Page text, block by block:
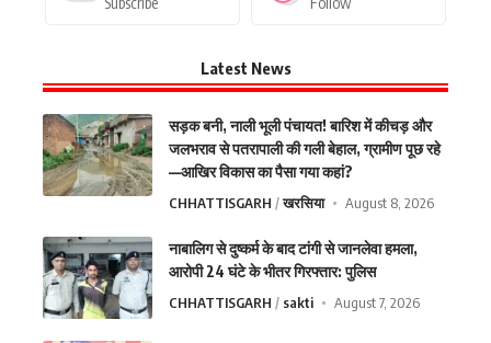
Latest News
सड़क बनी, नाली भूली पंचायत! बारिश में कीचड़ और
जलभराव से पतरापाली की गली बेहाल, ग्रामीण पूछ रहे
—आखिर विकास का पैसा गया कहां?
CHHATTISGARH खरसिया August 8, 2026
नाबालिग से दुष्कर्म के बाद टांगी से जानलेवा हमला,
आरोपी 24 घंटे के भीतर गिरफ्तार: पुलिस
CHHATTISGARH sakti August 7, 2026